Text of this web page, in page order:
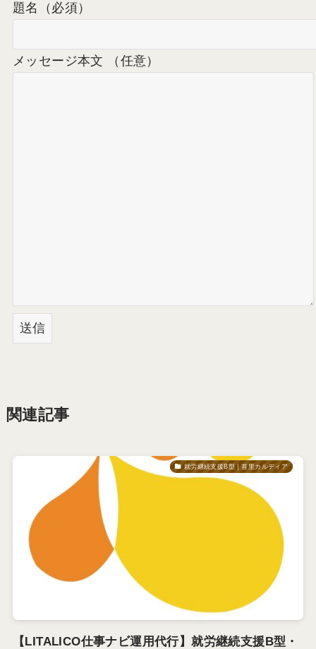
題名 （必須）
メッセージ本文 （任意）
関連記事
就労継続支援B型｜首里カルディア
【LITALICO仕事ナビ運用代行】就労継続支援B型・